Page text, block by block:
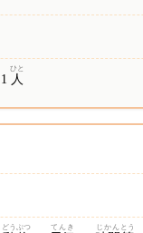
1 人
ひと
どうぶつ てんき じかん とう